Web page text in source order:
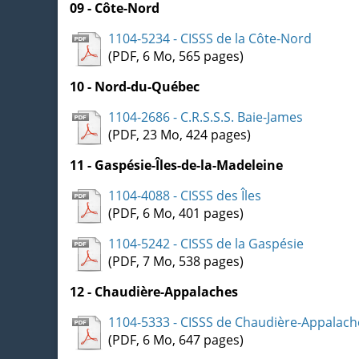
09 - Côte-Nord
1104-5234 - CISSS de la Côte-Nord
(PDF, 6 Mo, 565 pages)
10 - Nord-du-Québec
1104-2686 - C.R.S.S.S. Baie-James
(PDF, 23 Mo, 424 pages)
11 - Gaspésie-Îles-de-la-Madeleine
1104-4088 - CISSS des Îles
(PDF, 6 Mo, 401 pages)
1104-5242 - CISSS de la Gaspésie
(PDF, 7 Mo, 538 pages)
12 - Chaudière-Appalaches
1104-5333 - CISSS de Chaudière-
(PDF, 6 Mo, 647 pages)